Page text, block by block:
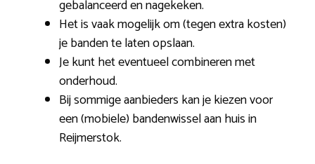
gebalanceerd en nagekeken.
Het is vaak mogelijk om (tegen extra kosten)
je banden te laten opslaan.
Je kunt het eventueel combineren met
onderhoud.
Bij sommige aanbieders kan je kiezen voor
een (mobiele) bandenwissel aan huis in
Reijmerstok.